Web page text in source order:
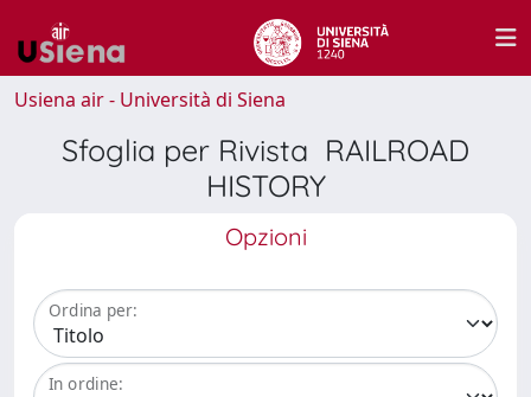
Usiena air - Università di Siena
Sfoglia per Rivista RAILROAD
HISTORY
Opzioni
Ordina per:
In ordine: